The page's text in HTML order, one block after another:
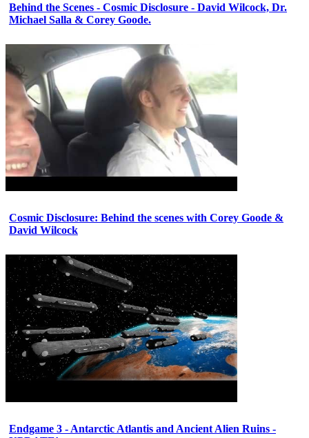
Behind the Scenes - Cosmic Disclosure - David Wilcock, Dr.
Michael Salla & Corey Goode.
Cosmic Disclosure: Behind the scenes with Corey Goode &
David Wilcock
Endgame 3 - Antarctic Atlantis and Ancient Alien Ruins -